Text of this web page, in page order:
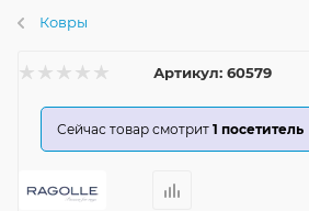
Ковры
Артикул: 60579
Сейчас товар смотрит 1 посетитель